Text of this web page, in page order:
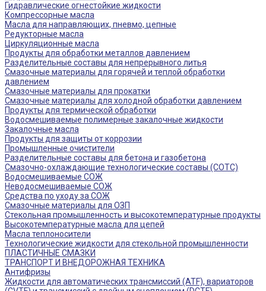
Гидравлические огнестойкие жидкости
Компрессорные масла
Масла для направляющих, пневмо, цепные
Редукторные масла
Циркуляционные масла
Продукты для обработки металлов давлением
Разделительные составы для непрерывного литья
Смазочные материалы для горячей и теплой обработки
давлением
Смазочные материалы для прокатки
Смазочные материалы для холодной обработки давлением
Продукты для термической обработки
Водосмешиваемые полимерные закалочные жидкости
Закалочные масла
Продукты для защиты от коррозии
Промышленные очистители
Разделительные составы для бетона и газобетона
Смазочно-охлаждающие технологические составы (СОТС)
Водосмешиваемые СОЖ
Неводосмешиваемые СОЖ
Средства по уходу за СОЖ
Смазочные материалы для ОЗП
Стекольная промышленность и высокотемпературные продукты
Высокотемпературные масла для цепей
Масла теплоносители
Технологические жидкости для стекольной промышленности
ПЛАСТИЧНЫЕ СМАЗКИ
ТРАНСПОРТ И ВНЕДОРОЖНАЯ ТЕХНИКА
Антифризы
Жидкости для автоматических трансмиссий (ATF), вариаторов